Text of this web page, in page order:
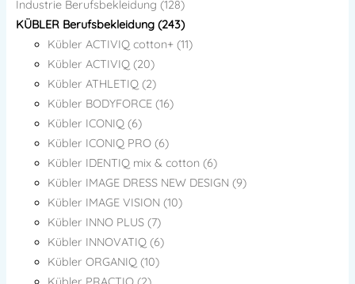
Industrie Berufsbekleidung (128)
KÜBLER Berufsbekleidung (243)
Kübler ACTIVIQ cotton+ (11)
Kübler ACTIVIQ (20)
Kübler ATHLETIQ (2)
Kübler BODYFORCE (16)
Kübler ICONIQ (6)
Kübler ICONIQ PRO (6)
Kübler IDENTIQ mix & cotton (6)
Kübler IMAGE DRESS NEW DESIGN (9)
Kübler IMAGE VISION (10)
Kübler INNO PLUS (7)
Kübler INNOVATIQ (6)
Kübler ORGANIQ (10)